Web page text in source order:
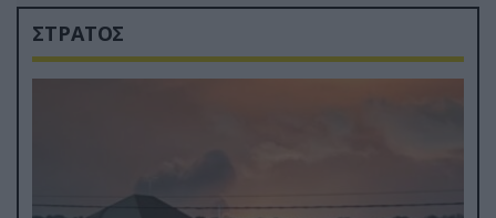
ΣΤΡΑΤΟΣ